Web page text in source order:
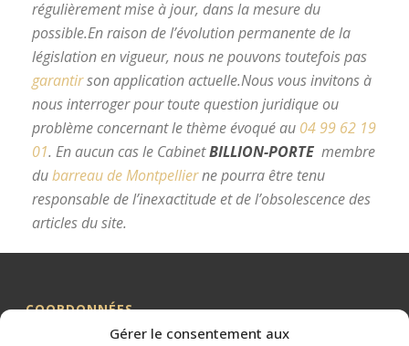
Gérer le consentement aux
régulièrement mise à jour, dans la mesure du
possible.En raison de l’évolution permanente de la
législation en vigueur, nous ne pouvons toutefois pas
garantirson application actuelle.Nous vous invitons à
nous interroger pour toute question juridique ou
problème concernant le thème évoqué au 04 99 62 19
01. En aucun cas le CabinetBILLION-PORTE membre
dubarreau de Montpellierne pourra être tenu
responsable de l’inexactitude et de l’obsolescence des
articles du site.
COORDONNÉES
Me BILLION-PORTE